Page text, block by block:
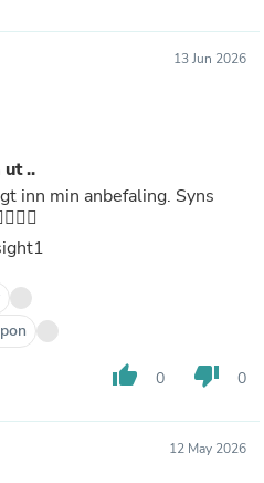
13 Jun 2026
ut ..
inn min anbefaling. Syns
thumb_up 0 thumb_down 0
12 May 2026